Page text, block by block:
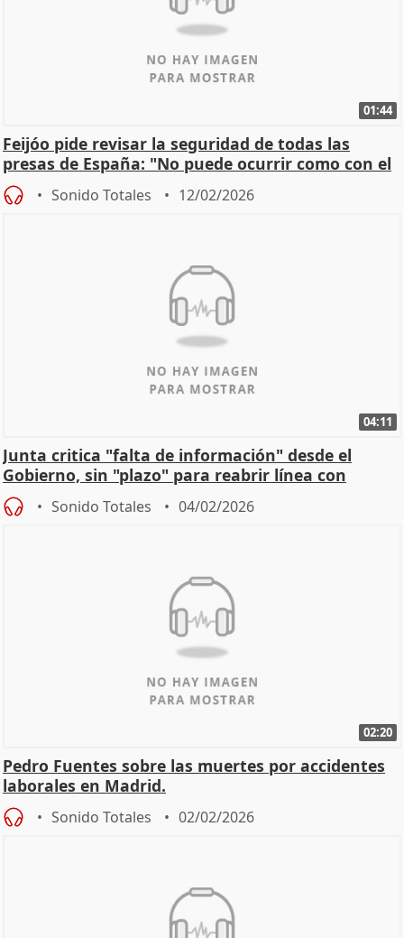
01:44
Feijóo pide revisar la seguridad de todas las
presas de España: "No puede ocurrir como con el
apagón
Sonido Totales 12/02/2026
04:11
Junta critica "falta de información" desde el
Gobierno, sin "plazo" para reabrir línea con
Madrid
Sonido Totales 04/02/2026
02:20
Pedro Fuentes sobre las muertes por accidentes
laborales en Madrid.
Sonido Totales 02/02/2026